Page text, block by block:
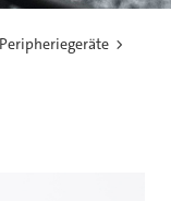
Peripheriegeräte